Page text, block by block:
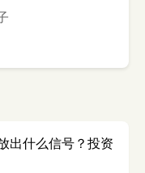
出什么信号？投资